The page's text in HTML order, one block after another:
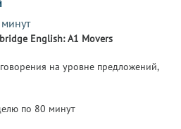
English: A1 Movers
на уровне предложений,
по 80 минут